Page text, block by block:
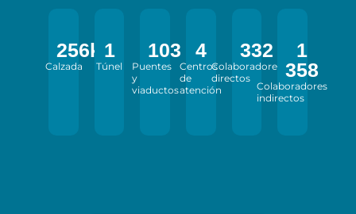
Calzada
256km
Túnel
1
Puentes
y
viaductos
103
Centros
de
atención
4
Colaboradores
directos
332
Colaboradores
indirectos
1
358